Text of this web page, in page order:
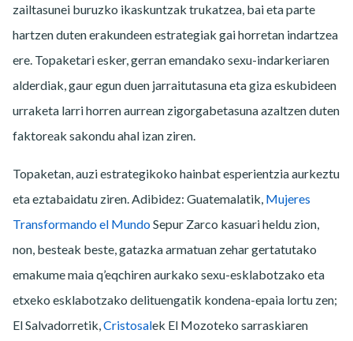
zailtasunei buruzko ikaskuntzak trukatzea, bai eta parte
hartzen duten erakundeen estrategiak gai horretan indartzea
ere. Topaketari esker, gerran emandako sexu-indarkeriaren
alderdiak, gaur egun duen jarraitutasuna eta giza eskubideen
urraketa larri horren aurrean zigorgabetasuna azaltzen duten
faktoreak sakondu ahal izan ziren.
Topaketan, auzi estrategikoko hainbat esperientzia aurkeztu
eta eztabaidatu ziren. Adibidez: Guatemalatik, Mujeres
Transformando el MundoSepur Zarco kasuari heldu zion,
non, besteak beste, gatazka armatuan zehar gertatutako
emakume maia q’eqchiren aurkako sexu-esklabotzako eta
etxeko esklabotzako delituengatik kondena-epaia lortu zen;
El Salvadorretik, Cristosalek El Mozoteko sarraskiaren